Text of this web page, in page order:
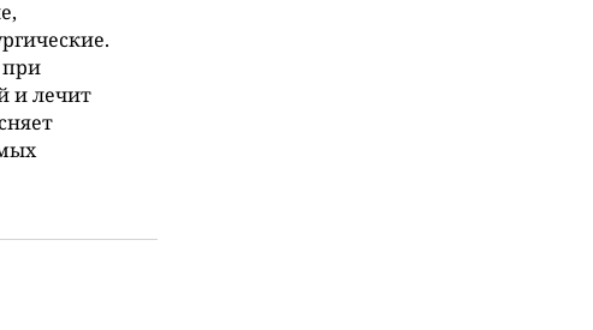
при
и лечит